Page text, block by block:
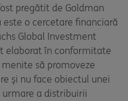
pregătit de Goldman
este o cercetare financiară
Global Investment
elaborat în conformitate
să promoveze
și nu face obiectul unei
a distribuirii